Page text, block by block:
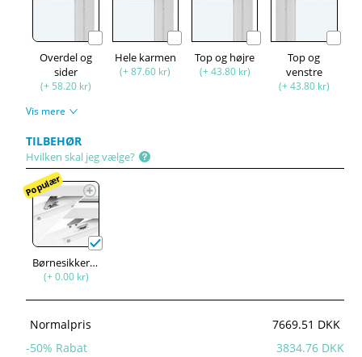
Overdel og
sider
(+ 58.20 kr)
Hele karmen
(+ 87.60 kr)
Top og højre
(+ 43.80 kr)
Top og
venstre
(+ 43.80 kr)
Vis mere
TILBEHØR
Hvilken skal jeg vælge?
Populær
Børnesikkerhed
(+ 0.00 kr)
Normalpris
7669.51 DKK
-50% Rabat
3834.76 DKK